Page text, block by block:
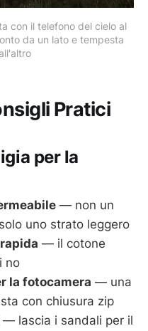
con il telefono del cielo al
da un lato e tempesta
Pratici
per la
— non un
uno strato leggero
— il cotone
no
la fotocamera — una
con chiusura zip
— lascia i sandali per il